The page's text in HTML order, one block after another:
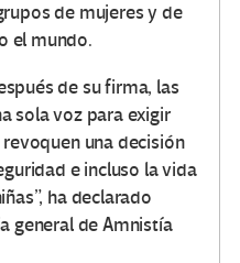
de mujeres y de
el mundo.
de su firma, las
sola voz para exigir
una decisión
e incluso la vida
ha declarado
general de Amnistía